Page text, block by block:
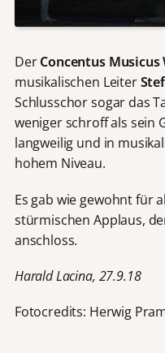
DerConcentus Musicus
musikalischen Leiter
Schlusschor sogar das
weniger schroff als sein
langweilig und in
hohem Niveau.
Es gab wie gewohnt für
stürmischen Applaus,
anschloss.
Harald Lacina, 27.9.18
Fotocredits: Herwig